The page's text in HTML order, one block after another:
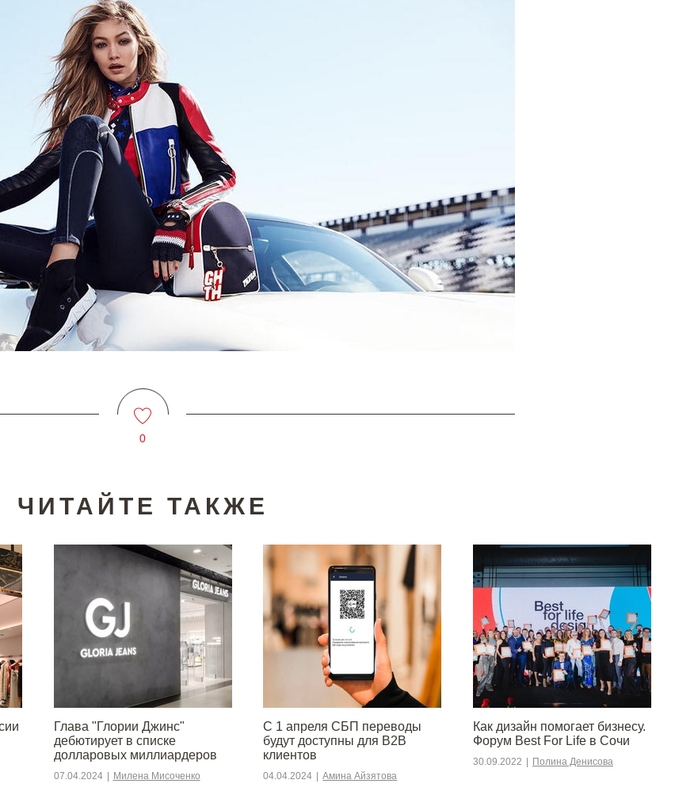
0
ЧИТАЙТЕ ТАКЖЕ
Глава "Глории Джинс"
дебютирует в списке
долларовых миллиардеров
07.04.2024 Милена Мисоченко
С 1 апреля СБП переводы
будут доступны для B2B
клиентов
04.04.2024 Амина Айзятова
Как дизайн помогает бизнесу.
Форум Best For Life в Сочи
30.09.2022 Полина Денисова